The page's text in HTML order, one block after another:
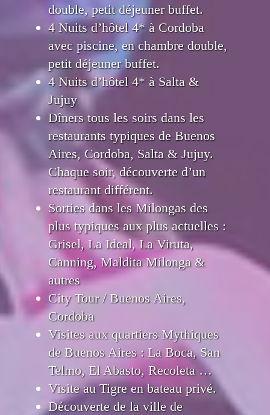
double, petit déjeuner buffet.
4 Nuits d’hôtel 4* à Cordoba
avec piscine, en chambre double,
petit déjeuner buffet.
4 Nuits d’hôtel 4* à Salta &
Jujuy
Dîners tous les soirs dans les
restaurants typiques de Buenos
Aires, Cordoba, Salta & Jujuy.
Chaque soir, découverte d’un
restaurant différent.
Sorties dans les Milongas des
plus typiques aux plus actuelles :
Grisel, La Ideal, La Viruta,
Canning, Maldita Milonga &
autres
City Tour / Buenos Aires,
Cordoba
Visites aux quartiers Mythiques
de Buenos Aires : La Boca, San
Telmo, El Abasto, Recoleta …
Visite au Tigre en bateau privé.
Découverte de la ville de